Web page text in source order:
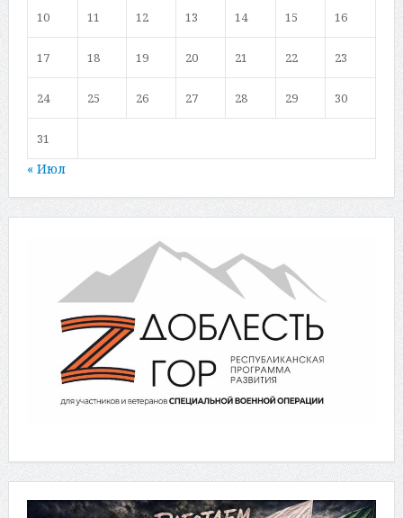
10 11 12 13 14 15 16
17 18 19 20 21 22 23
24 25 26 27 28 29 30
31
« Июл